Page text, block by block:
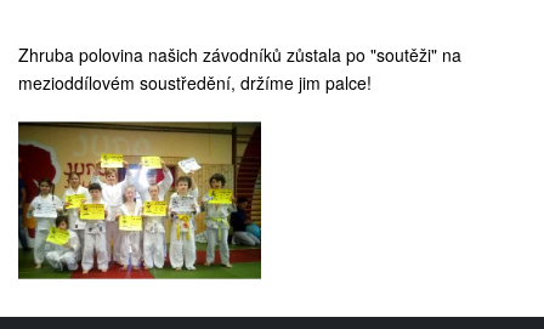
Zhruba polovina našich závodníků zůstala po "soutěži" na
mezioddílovém soustředění, držíme jim palce!